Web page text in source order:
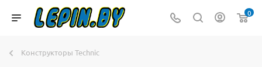
0
Конструкторы Technic